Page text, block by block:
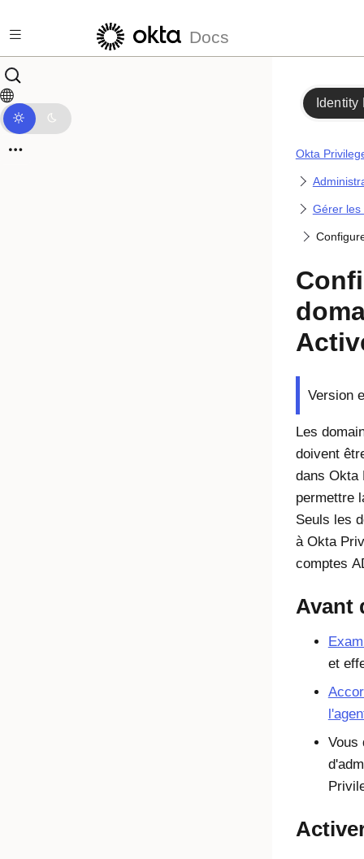
Docs
Identity
Okta
Gérer les
Version
Les
doivent
dans Okta
permettre
Seuls les
à Okta
comptes
Avant
et
Vous